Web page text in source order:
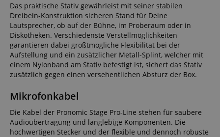
Das praktische Stativ gewährleist mit seiner stabilen
Dreibein-Konstruktion sicheren Stand für Deine
Lautsprecher, ob auf der Bühne, im Proberaum oder in
Diskotheken. Verschiedenste Verstellmöglichkeiten
garantieren dabei größtmögliche Flexibilität bei der
Aufstellung und ein zusätzlicher Metall-Splint, welcher mit
einem Nylonband am Stativ befestigt ist, sichert das Stativ
zusätzlich gegen einen versehentlichen Absturz der Box.
Mikrofonkabel
Die Kabel der Pronomic Stage Pro-Line stehen für saubere
Audioübertragung und langlebige Komponenten. Die
hochwertigen Stecker und der flexible und dennoch robuste